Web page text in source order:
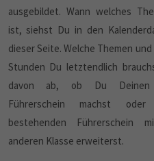
ausgebildet. Wann welches
ist, siehst Du in den
dieser Seite. Welche Themen
Stunden Du letztendlich
davon ab, ob Du Deinen
Führerschein machst oder
bestehenden Führerschein
anderen Klasse erweiterst.